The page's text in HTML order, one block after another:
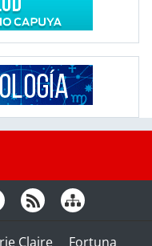
Claire
Fortuna